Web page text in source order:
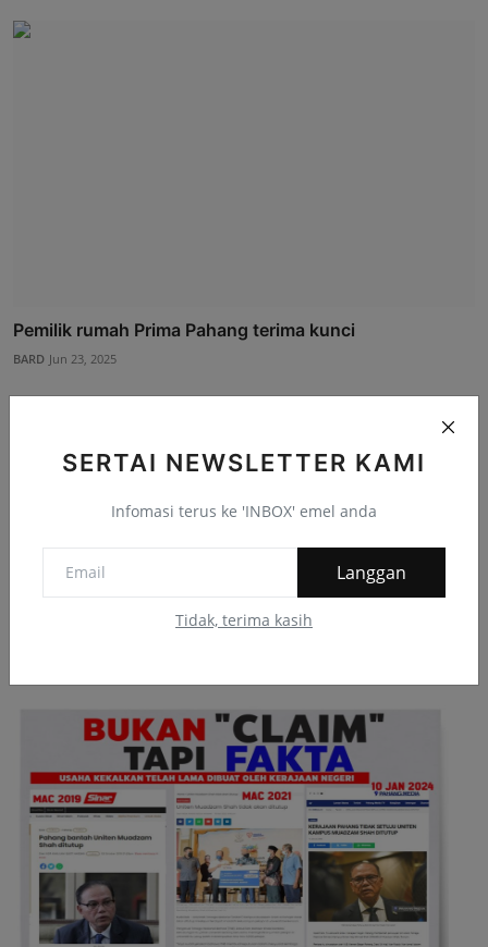
SERTAI NEWSLETTER KAMI
Infomasi terus ke 'INBOX' emel anda
Langgan
Tidak, terima kasih
Pemilik rumah Prima Pahang terima kunci
BARD Jun 23, 2025
Komen Facebook